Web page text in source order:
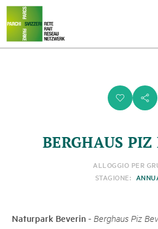
Navigazione
nella
rete
dei
Navigazione
rapida
Al contenuto principale
Alla navigazione mobile
Alla ricerca
Al piè di pagina
Alla mappa del sito
i s
BERGHAUS
ALLOGGIO PER
STAGIONE:
Naturpark Beverin - Berghaus Piz